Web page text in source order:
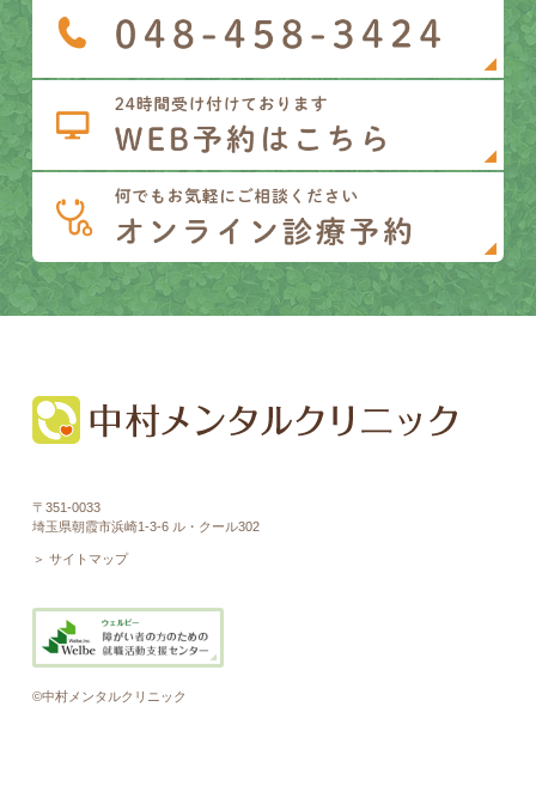
〒351-0033
埼玉県朝霞市浜崎1-3-6 ル・クール302
＞ サイトマップ
©中村メンタルクリニック